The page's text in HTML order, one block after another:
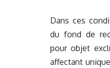
Dans ces
du fond de
pour objet
affectant